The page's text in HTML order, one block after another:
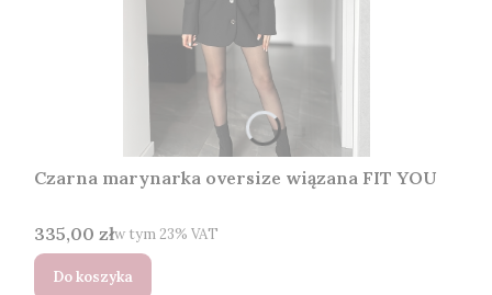
Czarna marynarka oversize wiązana FIT YOU
Cena brutto
335,00 złw tym %s VAT
w tym 23% VAT
Do koszyka